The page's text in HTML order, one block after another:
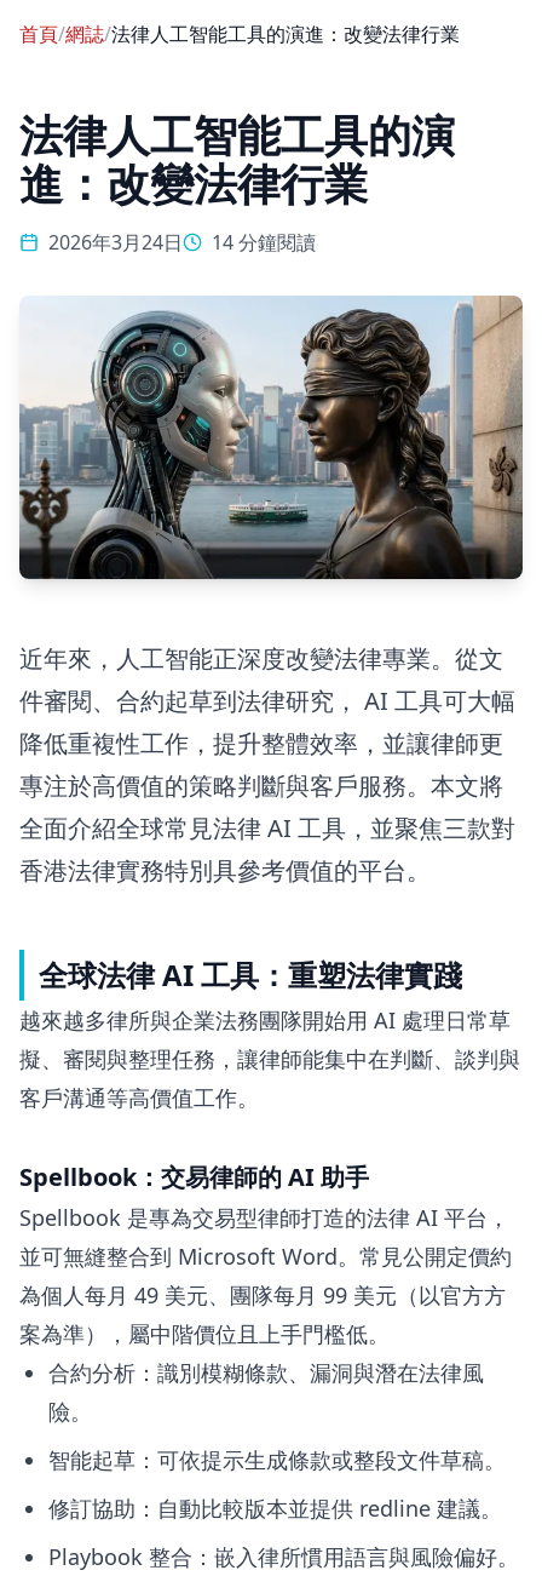
首頁/網誌/法律人工智能工具的演進：改變法律行業
法律人工智能工具的演
進：改變法律行業
2026年3月24日 14 分鐘閱讀
近年來，人工智能正深度改變法律專業。從文
件審閱、合約起草到法律研究， AI 工具可大幅
降低重複性工作，提升整體效率，並讓律師更
專注於高價值的策略判斷與客戶服務。本文將
全面介紹全球常見法律 AI 工具，並聚焦三款對
香港法律實務特別具參考價值的平台。
全球法律 AI 工具：重塑法律實踐
越來越多律所與企業法務團隊開始用 AI 處理日常草
擬、審閱與整理任務，讓律師能集中在判斷、談判與
客戶溝通等高價值工作。
Spellbook：交易律師的 AI 助手
Spellbook 是專為交易型律師打造的法律 AI 平台，
並可無縫整合到 Microsoft Word。常見公開定價約
為個人每月 49 美元、團隊每月 99 美元（以官方方
案為準），屬中階價位且上手門檻低。
合約分析：識別模糊條款、漏洞與潛在法律風
險。
智能起草：可依提示生成條款或整段文件草稿。
修訂協助：自動比較版本並提供 redline 建議。
Playbook 整合：嵌入律所慣用語言與風險偏好。